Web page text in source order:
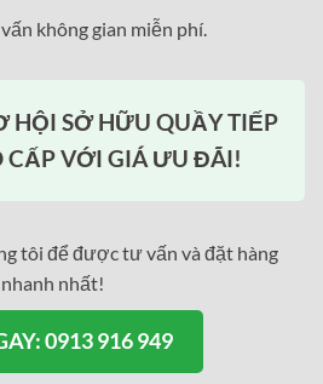
không gian miễn phí.
HỘI SỞ HỮU QUẦY TIẾP
CẤP VỚI GIÁ ƯU ĐÃI!
tôi để được tư vấn và đặt hàng
nhanh nhất!
0913 916 949